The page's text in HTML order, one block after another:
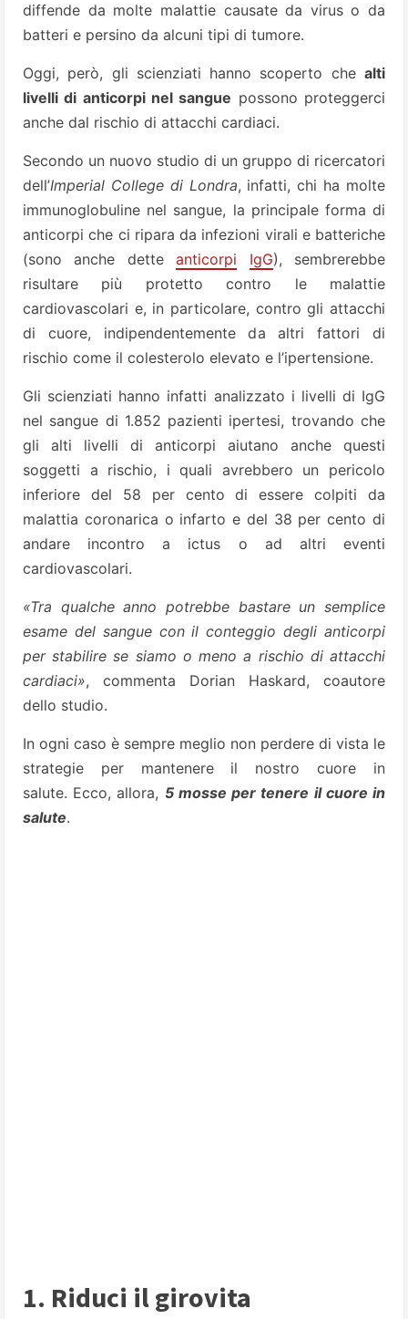
diffende da molte malattie causate da virus o da
batteri e persino da alcuni tipi di tumore.
Oggi, però, gli scienziati hanno scoperto che alti
livelli di anticorpi nel sangue possono proteggerci
anche dal rischio di attacchi cardiaci.
Secondo un nuovo studio di un gruppo di ricercatori
dell’Imperial College di Londra, infatti, chi ha molte
immunoglobuline nel sangue, la principale forma di
anticorpi che ci ripara da infezioni virali e batteriche
(sono anche detteanticorpi IgG), sembrerebbe
risultare più protetto contro le malattie
cardiovascolari e, in particolare, contro gli attacchi
di cuore, indipendentemente da altri fattori di
rischio come il colesterolo elevato e l’ipertensione.
Gli scienziati hanno infatti analizzato i livelli di IgG
nel sangue di 1.852 pazienti ipertesi, trovando che
gli alti livelli di anticorpi aiutano anche questi
soggetti a rischio, i quali avrebbero un pericolo
inferiore del 58 per cento di essere colpiti da
malattia coronarica o infarto e del 38 per cento di
andare incontro a ictus o ad altri eventi
cardiovascolari.
«Tra qualche anno potrebbe bastare un semplice
esame del sangue con il conteggio degli anticorpi
per stabilire se siamo o meno a rischio di attacchi
cardiaci», commenta Dorian Haskard, coautore
dello studio.
In ogni caso è sempre meglio non perdere di vista le
strategie per mantenere il nostro cuore in
salute. Ecco, allora, 5 mosse per tenere il cuore in
salute.
1. Riduci il girovita